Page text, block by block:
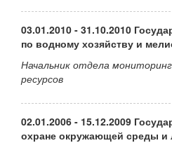
03.01.2010 - 31.10.2010
по водному хозяйству и
Начальник отдела
ресурсов
02.01.2006 - 15.12.2009
охране окружающей среды и